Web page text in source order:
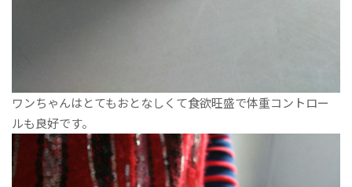
ワンちゃんはとてもおとなしくて食欲旺盛で体重コントロー
ルも良好です。